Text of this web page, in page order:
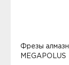
Фрезы
MEGAPOLUS